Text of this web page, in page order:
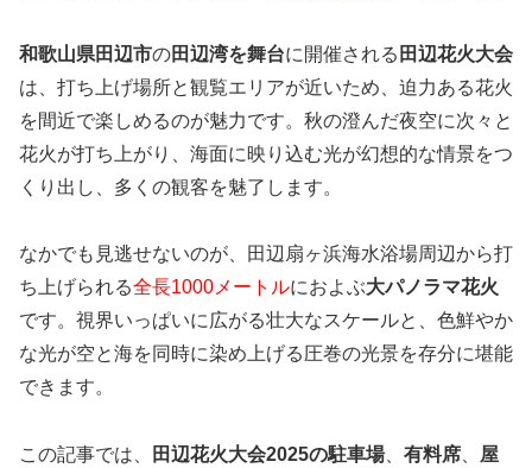
和歌山県田辺市の田辺湾を舞台に開催される 田辺花火大会
は、打ち上げ場所と観覧エリアが近いため、迫力ある花火
を間近で楽しめるのが魅力です。秋の澄んだ夜空に次々と
花火が打ち上がり、海面に映り込む光が幻想的な情景をつ
くり出し、多くの観客を魅了します。
なかでも見逃せないのが、田辺扇ヶ浜海水浴場周辺から打
ち上げられる全長1000メートルにおよぶ大パノラマ花火
です。視界いっぱいに広がる壮大なスケールと、色鮮やか
な光が空と海を同時に染め上げる圧巻の光景を存分に堪能
できます。
この記事では、 田辺花火大会2025の駐車場、 有料席
屋